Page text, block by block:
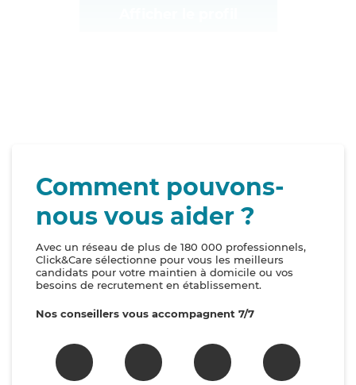
Comment pouvons-
nous vous aider ?
Avec un réseau de plus de 180 000 professionnels,
Click&Care sélectionne pour vous les meilleurs
candidats pour votre maintien à domicile ou vos
besoins de recrutement en établissement.
Nos conseillers vous accompagnent 7/7